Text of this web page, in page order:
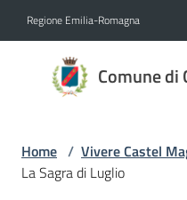
Regione Emilia-Romagna
Comune di
Comune
di Castel
D'ARGENTO
AL MERITO
Home / Vivere Castel
La Sagra di Luglio